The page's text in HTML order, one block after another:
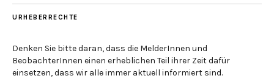
URHEBERRECHTE
Denken Sie bitte daran, dass die MelderInnen und
BeobachterInnen einen erheblichen Teil ihrer Zeit dafür
einsetzen, dass wir alle immer aktuell informiert sind.